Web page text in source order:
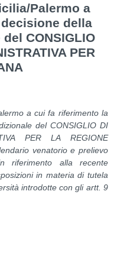
Palermo a
della
CONSIGLIO
PER
a cui fa riferimento la
del CONSIGLIO DI
PER LA REGIONE
venatorio e prelievo
riferimento alla recente
in materia di tutela
introdotte con gli artt. 9